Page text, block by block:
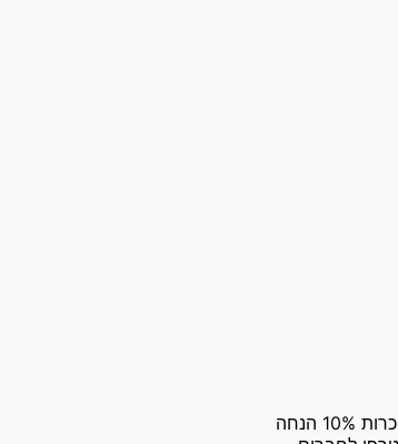
הנחה